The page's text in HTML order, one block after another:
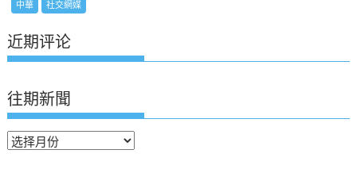
中華 社交網媒
近期评论
往期新聞
往